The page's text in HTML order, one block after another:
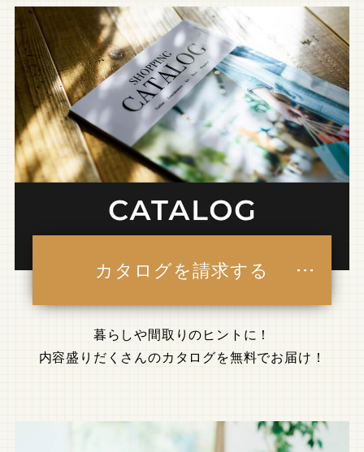
カタログを請求する
暮らしや間取りのヒントに！
内容盛りだくさんのカタログを無料でお届け！